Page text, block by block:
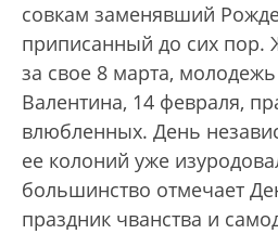
совкам заменявший
приписанный до сих
за свое 8 марта,
Валентина, 14 февраля,
влюбленных. День
ее колоний уже
большинство отмечает
праздник чванства и